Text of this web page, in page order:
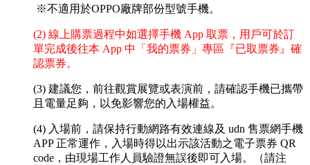
※不適用於OPPO廠牌部份型號手機。
(2) 線上購票過程中如選擇手機 App 取票，用戶可於訂
單完成後往本 App 中「我的票券」專區『已取票券』確
認票券。
(3) 建議您，前往觀賞展覽或表演前，請確認手機已攜帶
且電量足夠，以免影響您的入場權益。
(4) 入場前，請保持行動網路有效連線及 udn 售票網手機
APP 正常運作，入場時得以出示該活動之電子票券 QR
code，由現場工作人員驗證無誤後即可入場。（請注